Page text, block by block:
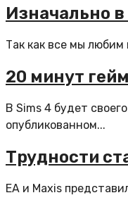
Изначально
Так как все мы
20 минут
В Sims 4 будет
опубликованном...
Трудности
EA и Maxis